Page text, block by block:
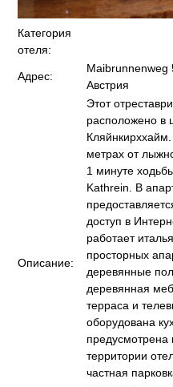
Категория
отеля:
Адрес:
Maibrunnenweg
Австрия
Описание:
Этот
расположено в
метрах от
1 минуте
Kathrein. В
доступ в
работает
просторных
деревянные
деревянная
терраса и
оборудована
территории
частная